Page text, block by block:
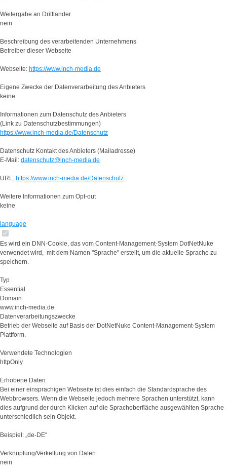
Weitergabe an Drittländer
nein
Beschreibung des verarbeitenden Unternehmens
Betreiber dieser Webseite
Webseite: https://www.inch-media.de
Eigene Zwecke der Datenverarbeitung des Anbieters
keine
Informationen zum Datenschutz des Anbieters
(Link zu Datenschutzbestimmungen)
https://www.inch-media.de/Datenschutz
Datenschutz Kontakt des Anbieters (Mailadresse)
E-Mail: datenschutz@inch-media.de
URL: https://www.inch-media.de/Datenschutz
Weitere Informationen zum Opt-out
keine
language
Es wird ein DNN-Cookie, das vom Content-Management-System DotNetNuke
verwendet wird, mit dem Namen "Sprache" erstellt, um die aktuelle Sprache zu
speichern.
Typ
Essential
Domain
www.inch-media.de
Datenverarbeitungszwecke
Betrieb der Webseite auf Basis der DotNetNuke Content-Management-System
Plattform.
Verwendete Technologien
httpOnly
Erhobene Daten
Bei einer einsprachigen Webseite ist dies einfach die Standardsprache des
Webbrowsers. Wenn die Webseite jedoch mehrere Sprachen unterstützt, kann
dies aufgrund der durch Klicken auf die Sprachoberfläche ausgewählten Sprache
unterschiedlich sein Objekt.
Beispiel: „de-DE“
Verknüpfung/Verkettung von Daten
nein